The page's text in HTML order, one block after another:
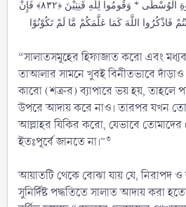
حَفِظُوا عَلَى الصَّلَوَتِ وَالصَّلوةِ الْوُسْطَى * وَقُومُوا لِلَّهِ قَنِتِيْنَ ﴿۸۳۲﴾ فَإِنْ
فَاذْكُرُوا اللَّهَ كَمَا عَلَّمَكُمْ مَّا لَمْ تَكُوْنُوْا
“সালাতসমূহের হিফাজাত করো এবং
তাআলার সামনে খুবই বিনীতভাবে
কারো (শত্রুর) ব্যাপারে ভয় হয়, তাহলে
উপরে আদায় করে নাও। তারপর যখন
আল্লাহর যিকির করো, যেভাবে
ইতঃপূর্বে জানতে না।”৩
আয়াতটি থেকে বোঝা যায় যে, নিরাপদ ও
সুনির্দিষ্ট পদ্ধতিতে সালাত আদায় করা